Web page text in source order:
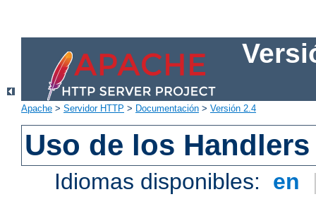
Apache > Servidor HTTP > Documentación > Versión 2.4
Uso de los
Idiomas disponibles: en